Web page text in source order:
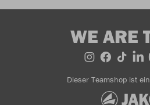
WE ARE
Dieser Teamshop ist